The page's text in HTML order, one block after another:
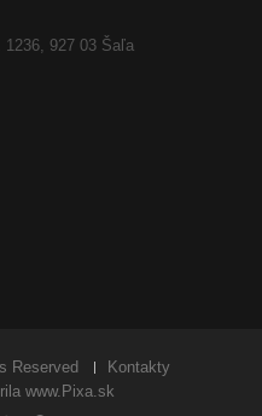
927 03 Šaľa
Reserved
Kontakty
www.Pixa.sk